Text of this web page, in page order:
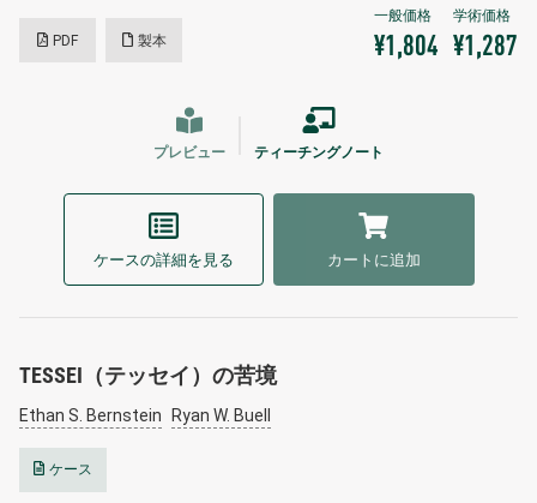
PDF 製本 ¥1,804 ¥1,287
プレビュー ティーチングノート
ケースの詳細を見る カートに追加
TESSEI（テッセイ）の苦境
Ethan S. Bernstein Ryan W. Buell
ケース